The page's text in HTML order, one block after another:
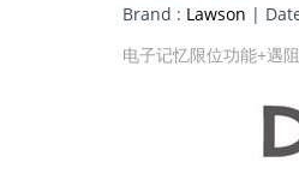
Brand : Lawson |
电子记忆限位功能+遇